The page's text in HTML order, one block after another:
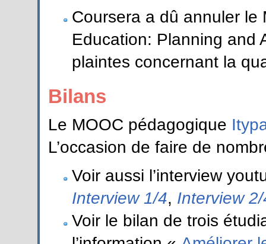
Coursera a dû annuler
Education: Planning and
plaintes concernant la
Bilans
Le MOOC pédagogique
L’occasion de faire de
Voir aussi l’interview
Interview 1/4, Interview
Voir le bilan de trois